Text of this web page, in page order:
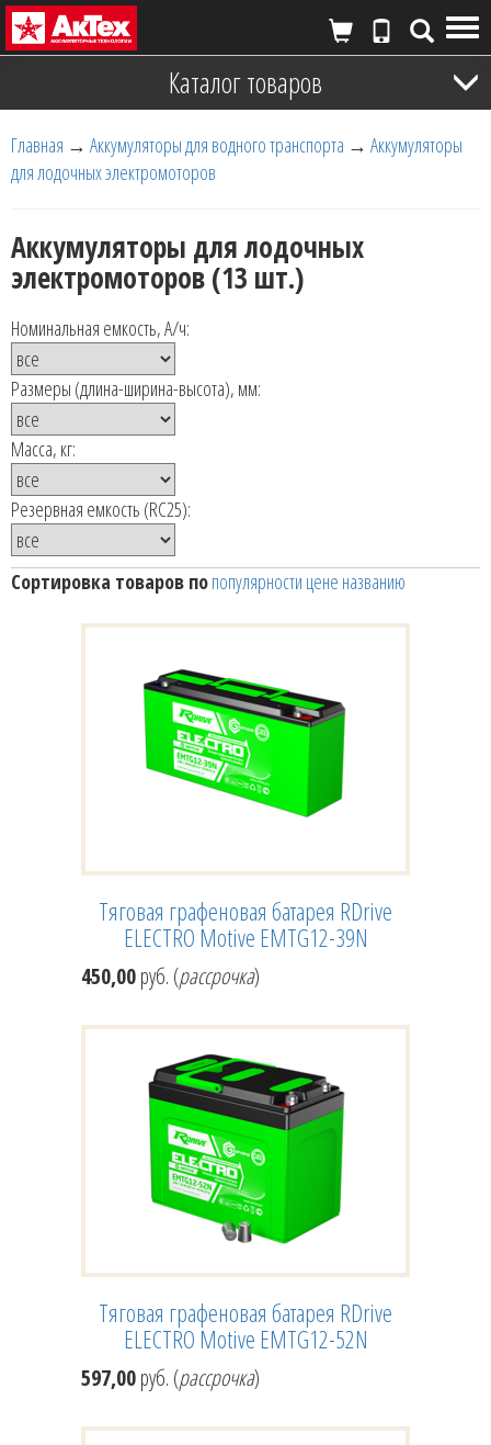
Каталог товаров
Главная → Аккумуляторы для водного транспорта → Аккумуляторы
для лодочных электромоторов
Аккумуляторы для лодочных
электромоторов (13 шт.)
Номинальная емкость, А/ч:
Размеры (длина-ширина-высота), мм:
Масса, кг:
Резервная емкость (RC25):
Сортировка товаров попопулярности цене названию
Тяговая графеновая батарея RDrive
ELECTRO Motive EMTG12-39N
450,00руб. (рассрочка)
Тяговая графеновая батарея RDrive
ELECTRO Motive EMTG12-52N
597,00руб. (рассрочка)